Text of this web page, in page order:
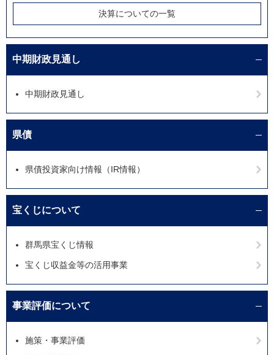
決算についての一覧
中期財政見通し
中期財政見通し
県債
県債投資家向け情報（IR情報）
宝くじについて
群馬県宝くじ情報
宝くじ収益金等の活用事業
事業評価について
施策・事業評価